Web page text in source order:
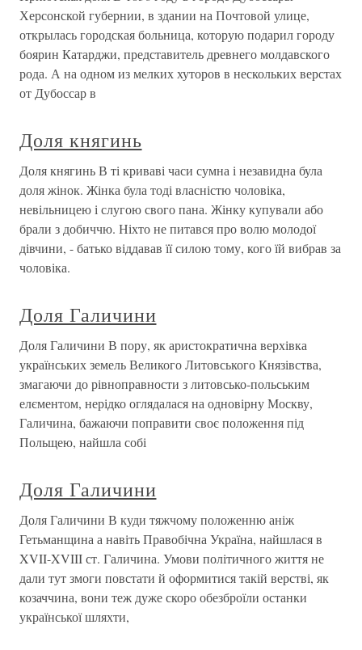
Херсонской губернии, в здании на Почтовой улице,
открылась городская больница, которую подарил городу
боярин Катарджи, представитель древнего молдавского
рода. А на одном из мелких хуторов в нескольких верстах
от Дубоссар в
Доля княгинь
Доля княгинь В ті криваві часи сумна і незавидна була
доля жінок. Жінка була тоді власністю чоловіка,
невільницею і слугою свого пана. Жінку купували або
брали з добиччю. Ніхто не питався про волю молодої
дівчини, - батько віддавав її силою тому, кого їй вибрав за
чоловіка.
Доля Галичини
Доля Галичини В пору, як аристократична верхівка
українських земель Великого Литовського Князівства,
змагаючи до рівноправности з литовсько-польським
елєментом, нерідко оглядалася на одновірну Москву,
Галичина, бажаючи поправити своє положення під
Польщею, найшла собі
Доля Галичини
Доля Галичини В куди тяжчому положенню аніж
Гетьманщина а навіть Правобічна Україна, найшлася в
XVII-XVIII ст. Галичина. Умови політичного життя не
дали тут змоги повстати й оформитися такій верстві, як
козаччина, вони теж дуже скоро обезброїли останки
української шляхти,